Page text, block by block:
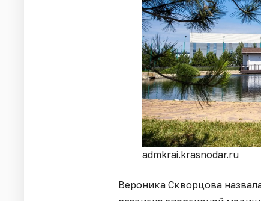
admkrai.krasnodar.ru
Вероника Скворцова